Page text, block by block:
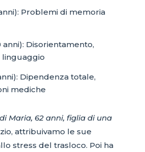
Problemi di memoria
anni): Disorientamento,
Dipendenza totale,
mediche
Maria, 62 anni, figlia di una
attribuivamo le sue
stress del trasloco. Poi ha